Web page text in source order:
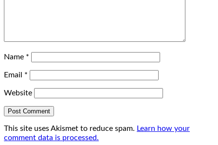
Name *
Email *
Website
This site uses Akismet to reduce spam. Learn how your
comment data is processed.